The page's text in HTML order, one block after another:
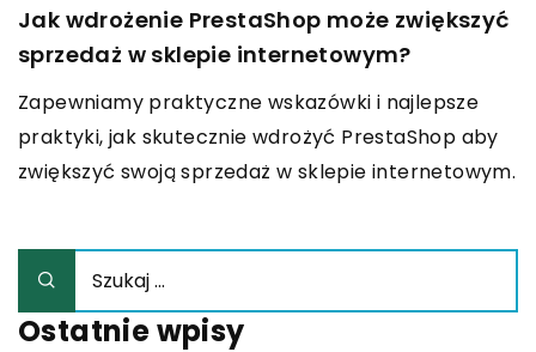
Jak wdrożenie PrestaShop może zwiększyć
sprzedaż w sklepie internetowym?
Zapewniamy praktyczne wskazówki i najlepsze
praktyki, jak skutecznie wdrożyć PrestaShop aby
zwiększyć swoją sprzedaż w sklepie internetowym.
Ostatnie wpisy